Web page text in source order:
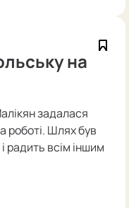
на
задалася
роботі. Шлях був
радить всім іншим